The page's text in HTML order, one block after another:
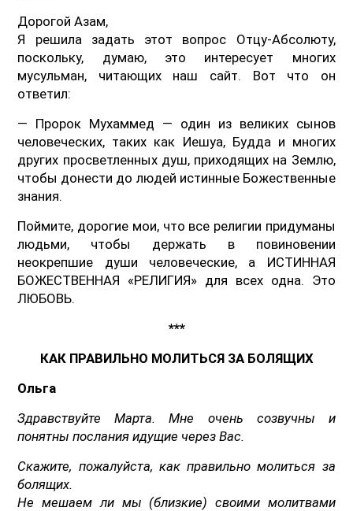
Дорогой Азам,
Я решила задать этот вопрос Отцу-Абсолюту,
поскольку, думаю, это интересует многих
мусульман, читающих наш сайт. Вот что он
ответил:
— Пророк Мухаммед — один из великих сынов
человеческих, таких как Иешуа, Будда и многих
других просветленных душ, приходящих на Землю,
чтобы донести до людей истинные Божественные
знания.
Поймите, дорогие мои, что все религии придуманы
людьми, чтобы держать в повиновении
неокрепшие души человеческие, а ИСТИННАЯ
БОЖЕСТВЕННАЯ «РЕЛИГИЯ» для всех одна. Это
ЛЮБОВЬ.
***
КАК ПРАВИЛЬНО МОЛИТЬСЯ ЗА БОЛЯЩИХ
Ольга
Здравствуйте Марта. Мне очень созвучны и
понятны послания идущие через Вас.
Скажите, пожалуйста, как правильно молиться за
болящих.
Не мешаем ли мы (близкие) своими молитвами